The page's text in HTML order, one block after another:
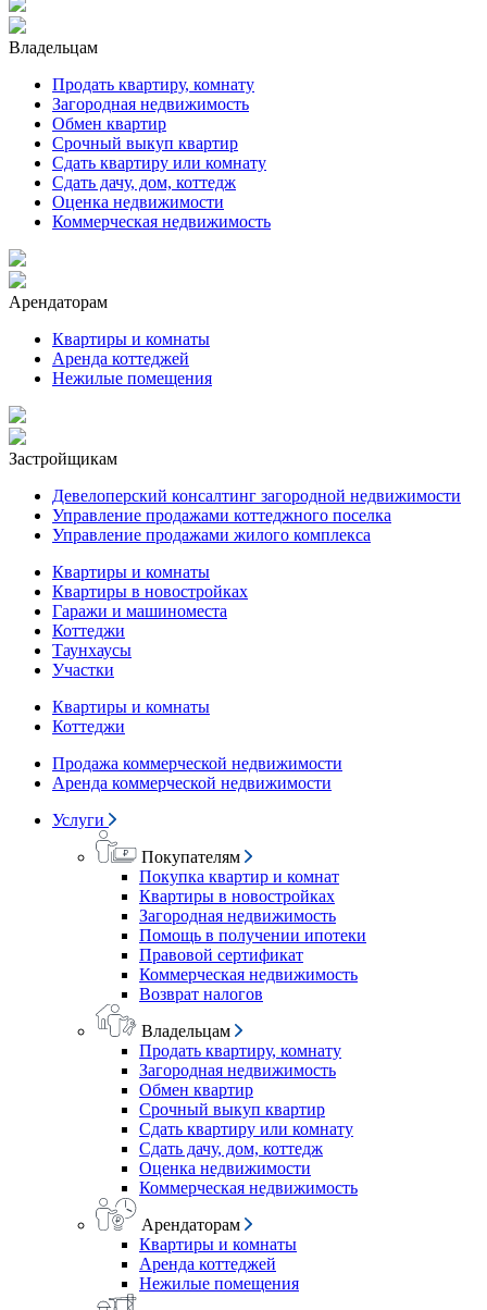
Владельцам
Продать квартиру, комнату
Загородная недвижимость
Обмен квартир
Срочный выкуп квартир
Сдать квартиру или комнату
Сдать дачу, дом, коттедж
Оценка недвижимости
Коммерческая недвижимость
Арендаторам
Квартиры и комнаты
Аренда коттеджей
Нежилые помещения
Застройщикам
Девелоперский консалтинг загородной недвижимости
Управление продажами коттеджного поселка
Управление продажами жилого комплекса
Квартиры и комнаты
Квартиры в новостройках
Гаражи и машиноместа
Коттеджи
Таунхаусы
Участки
Квартиры и комнаты
Коттеджи
Продажа коммерческой недвижимости
Аренда коммерческой недвижимости
Услуги
Покупателям
Покупка квартир и комнат
Квартиры в новостройках
Загородная недвижимость
Помощь в получении ипотеки
Правовой сертификат
Коммерческая недвижимость
Возврат налогов
Владельцам
Продать квартиру, комнату
Загородная недвижимость
Обмен квартир
Срочный выкуп квартир
Сдать квартиру или комнату
Сдать дачу, дом, коттедж
Оценка недвижимости
Коммерческая недвижимость
Арендаторам
Квартиры и комнаты
Аренда коттеджей
Нежилые помещения